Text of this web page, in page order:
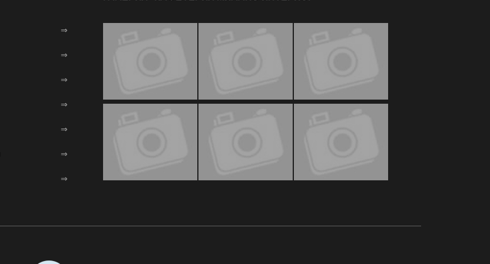
⇒
⇒
⇒
⇒
⇒
⇒
⇒